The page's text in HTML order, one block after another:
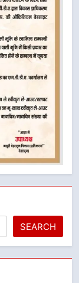
SEARCH